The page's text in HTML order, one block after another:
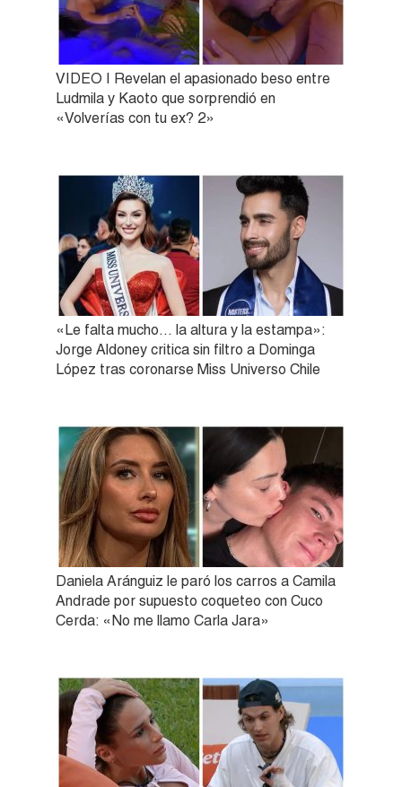
VIDEO | Revelan el apasionado beso entre
Ludmila y Kaoto que sorprendió en
«Volverías con tu ex? 2»
«Le falta mucho… la altura y la estampa»:
Jorge Aldoney critica sin filtro a Dominga
López tras coronarse Miss Universo Chile
Daniela Aránguiz le paró los carros a Camila
Andrade por supuesto coqueteo con Cuco
Cerda: «No me llamo Carla Jara»